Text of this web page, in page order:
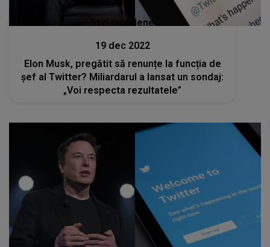
Stiri mondene
19 dec 2022
Elon Musk, pregătit să renunțe la funcția de
șef al Twitter? Miliardarul a lansat un sondaj:
„Voi respecta rezultatele”